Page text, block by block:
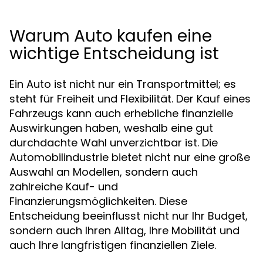
Warum Auto kaufen eine
wichtige Entscheidung ist
Ein Auto ist nicht nur ein Transportmittel; es
steht für Freiheit und Flexibilität. Der Kauf eines
Fahrzeugs kann auch erhebliche finanzielle
Auswirkungen haben, weshalb eine gut
durchdachte Wahl unverzichtbar ist. Die
Automobilindustrie bietet nicht nur eine große
Auswahl an Modellen, sondern auch
zahlreiche Kauf- und
Finanzierungsmöglichkeiten. Diese
Entscheidung beeinflusst nicht nur Ihr Budget,
sondern auch Ihren Alltag, Ihre Mobilität und
auch Ihre langfristigen finanziellen Ziele.